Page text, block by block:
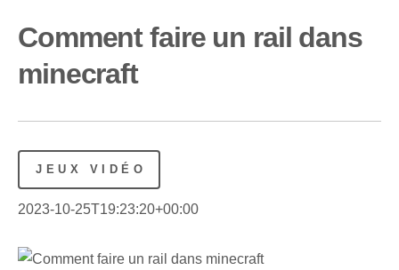
Comment faire un rail dans
minecraft
JEUX VIDÉO
2023-10-25T19:23:20+00:00